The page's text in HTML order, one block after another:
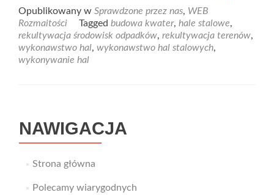
Budowa
kwater
Opublikowany w Sprawdzone przez nas, WEB
Rozmaitości
Tagged budowa kwater, hale stalowe,
rekultywacja środowisk odpadków, rekultywacja terenów,
wykonawstwo hal, wykonawstwo hal stalowych,
wykonywanie hal
NAWIGACJA
Strona główna
Polecamy wiarygodnych